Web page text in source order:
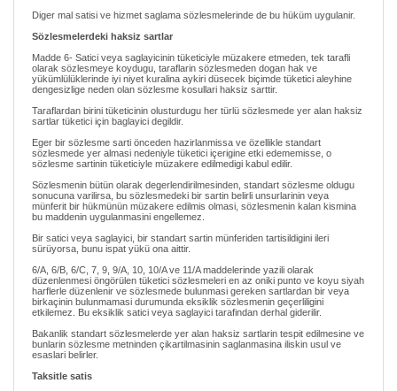
Diger mal satisi ve hizmet saglama sözlesmelerinde de bu hüküm uygulanir.
Sözlesmelerdeki haksiz sartlar
Madde 6- Satici veya saglayicinin tüketiciyle müzakere etmeden, tek tarafli
olarak sözlesmeye koydugu, taraflarin sözlesmeden dogan hak ve
yükümlülüklerinde iyi niyet kuralina aykiri düsecek biçimde tüketici aleyhine
dengesizlige neden olan sözlesme kosullari haksiz sarttir.
Taraflardan birini tüketicinin olusturdugu her türlü sözlesmede yer alan haksiz
sartlar tüketici için baglayici degildir.
Eger bir sözlesme sarti önceden hazirlanmissa ve özellikle standart
sözlesmede yer almasi nedeniyle tüketici içerigine etki edememisse, o
sözlesme sartinin tüketiciyle müzakere edilmedigi kabul edilir.
Sözlesmenin bütün olarak degerlendirilmesinden, standart sözlesme oldugu
sonucuna varilirsa, bu sözlesmedeki bir sartin belirli unsurlarinin veya
münferit bir hükmünün müzakere edilmis olmasi, sözlesmenin kalan kismina
bu maddenin uygulanmasini engellemez.
Bir satici veya saglayici, bir standart sartin münferiden tartisildigini ileri
sürüyorsa, bunu ispat yükü ona aittir.
6/A, 6/B, 6/C, 7, 9, 9/A, 10, 10/A ve 11/A maddelerinde yazili olarak
düzenlenmesi öngörülen tüketici sözlesmeleri en az oniki punto ve koyu siyah
harflerle düzenlenir ve sözlesmede bulunmasi gereken sartlardan bir veya
birkaçinin bulunmamasi durumunda eksiklik sözlesmenin geçerliligini
etkilemez. Bu eksiklik satici veya saglayici tarafindan derhal giderilir.
Bakanlik standart sözlesmelerde yer alan haksiz sartlarin tespit edilmesine ve
bunlarin sözlesme metninden çikartilmasinin saglanmasina iliskin usul ve
esaslari belirler.
Taksitle satis